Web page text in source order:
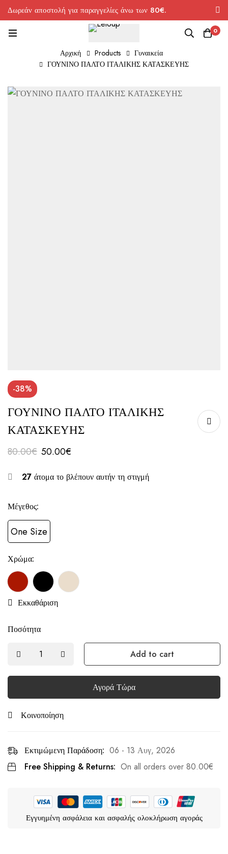
Δωρεάν αποστολή για παραγγελίες άνω των 80€.
0
Αρχική Products
Γυναικεία
ΓΟΥΝΙΝΟ ΠΑΛΤΟ ΙΤΑΛΙΚΗΣ ΚΑΤΑΣΚΕΥΗΣ
-38%
ΓΟΥΝΙΝΟ ΠΑΛΤΟ ΙΤΑΛΙΚΗΣ
ΚΑΤΑΣΚΕΥΗΣ
80.00€ 50.00€
27 άτομα το βλέπουν αυτήν τη στιγμή
Μέγεθος:
One Size
Χρώμα:
Εκκαθάριση
Ποσότητα
Add to cart
Αγορά Τώρα
Κοινοποίηση
Εκτιμώμενη Παράδοση: 06 - 13 Αυγ, 2026
Free Shipping & Returns: On all orders over 80.00€
Εγγυημένη ασφάλεια και ασφαλής ολοκλήρωση αγοράς